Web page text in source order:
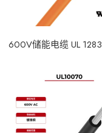
600V储能电缆 UL 1283